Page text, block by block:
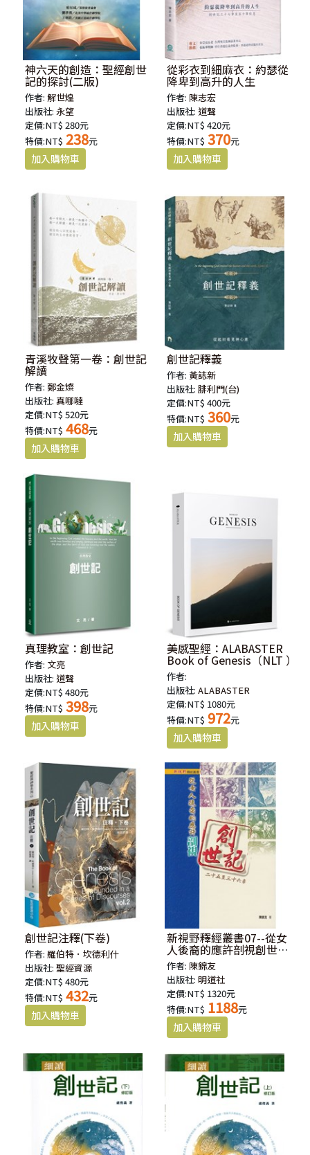
神六天的創造：聖經創世
記的探討(二版)
作者:解世煌
出版社:永望
定價:NT$ 280元
特價:NT$ 238元
從彩衣到細麻衣：約瑟從
降卑到高升的人生
作者: 陳志宏
出版社:道聲
定價:NT$ 420元
特價:NT$ 370元
青溪牧聲第一卷：創世記
解讀
作者:鄭金燦
出版社:真哪噠
定價:NT$ 520元
特價:NT$ 468元
創世記釋義
作者: 黃誌新
出版社:腓利門(台)
定價:NT$ 400元
特價:NT$ 360元
真理教室：創世記
作者: 文亮
出版社:道聲
定價:NT$ 480元
特價:NT$ 398元
美感聖經：ALABASTER
Book of Genesis（NLT ）
作者:
出版社:ALABASTER
定價:NT$ 1080元
特價:NT$ 972元
創世記注釋(下卷)
作者:羅伯特．坎德利什
出版社:聖經資源
定價:NT$ 480元
特價:NT$ 432元
新視野釋經叢書07--從女
人後裔的應許剖視創世記
二十五至三十六章
作者: 陳錦友
出版社:明道社
定價:NT$ 1320元
特價:NT$ 1188元